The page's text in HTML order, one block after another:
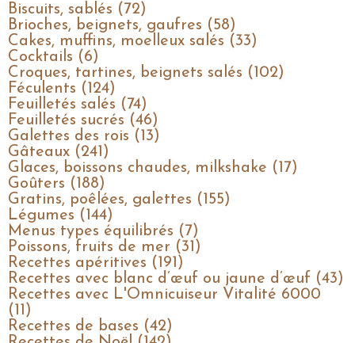
Biscuits, sablés (72)
Brioches, beignets, gaufres (58)
Cakes, muffins, moelleux salés (33)
Cocktails (6)
Croques, tartines, beignets salés (102)
Féculents (124)
Feuilletés salés (74)
Feuilletés sucrés (46)
Galettes des rois (13)
Gâteaux (241)
Glaces, boissons chaudes, milkshake (17)
Goûters (188)
Gratins, poêlées, galettes (155)
Légumes (144)
Menus types équilibrés (7)
Poissons, fruits de mer (31)
Recettes apéritives (191)
Recettes avec blanc d’œuf ou jaune d’œuf (43)
Recettes avec L'Omnicuiseur Vitalité 6000
(11)
Recettes de bases (42)